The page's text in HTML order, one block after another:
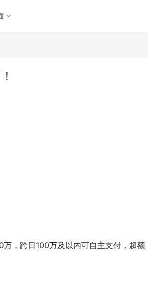
，跨日100万及以内可自主支付，超额